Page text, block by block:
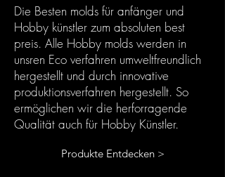
Die Besten molds für anfänger und
Hobby künstler zum absoluten best
preis. Alle Hobby molds werden in
unsren Eco verfahren umweltfreundlich
hergestellt und durch innovative
produktionsverfahren hergestellt. So
ermöglichen wir die herforragende
Qualität auch für Hobby Künstler.
Produkte Entdecken >